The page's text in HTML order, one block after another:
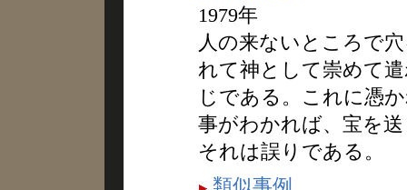
1979年
人の来ないところで
れて神として崇めて
じである。これに憑
事がわかれば、宝を
それは誤りである。